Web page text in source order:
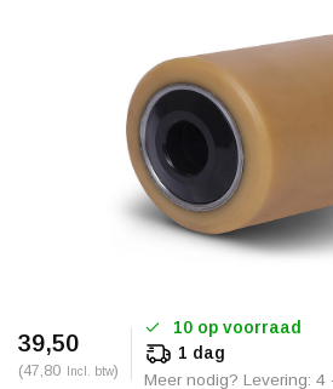
39,50
(47,80 Incl. btw)
10 op voorraad
1 dag
Meer nodig? Levering: 4